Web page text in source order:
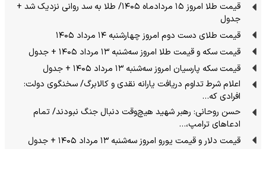
قیمت طلا امروز ۱۵ مردادماه ۱۴۰۵/ طلا به سد روانی نزدیک شد +
جدول
قیمت طلای دست دوم امروز چهارشنبه ۱۴ مرداد ۱۴۰۵
قیمت سکه و قیمت طلا امروز سه‌شنبه ۱۳ مرداد ۱۴۰۵ + جدول
قیمت سکه پارسیان امروز سه‌شنبه ۱۳ مرداد ۱۴۰۵ + جدول
اعلام شرط تداوم دریافت یارانه نقدی و کالابرگ/ سخنگوی دولت:
افرادی که…
حسن روحانی: رهبر شهید هیچ‌وقت دنبال جنگ نبودند/ تمام
ادعاهای ترامپ،…
قیمت دلار و قیمت یورو امروز سه‌شنبه ۱۳ مرداد ۱۴۰۵ + جدول